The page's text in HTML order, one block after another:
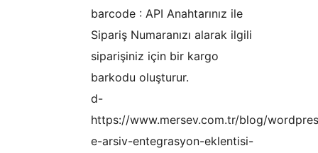
barcode : API Anahtarınız ile
Sipariş Numaranızı alarak ilgili
siparişiniz için bir kargo
barkodu oluşturur.
d-
https://www.mersev.com.tr/blog/
e-arsiv-entegrasyon-eklentisi-